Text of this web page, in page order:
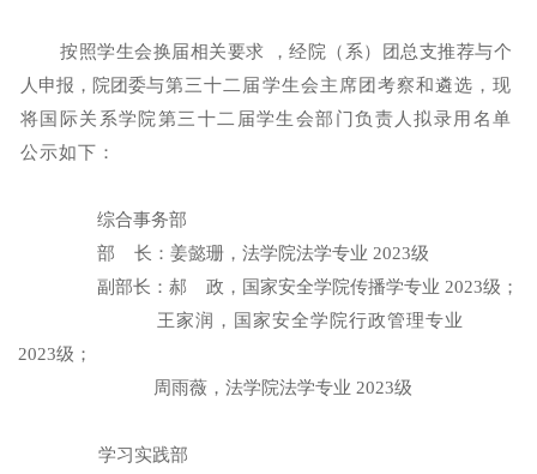
按照学生会换届相关要求 ，经院（系）
团总支推荐与个
人申报，院团委与第三十二届学生会主席团考察和遴选，现
将国际关系学院第三十二届学生会部门负责人拟录用名单
公示如下：
综合事务部
部 长 ：姜懿珊，法学院法学专业 2023级
副部长： 郝 政 ， 国家安全学院传播学专业 2023级；
王家润，国家安全学院行政管理专业
2023级；
周雨薇，法学院法学专业 2023级
学习实践部